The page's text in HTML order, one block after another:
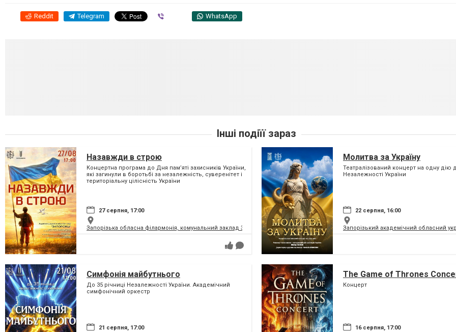
Reddit Telegram WhatsApp
Інші подіїї зараз
Назавжди в строю
Концертна програма до Дня пам’яті захисників України,
які загинули в боротьбі за незалежність, суверенітет і
територіальну цілісність України
27 серпня, 17:00
Запорізька обласна філармонія, комунальний заклад Запорізької обласної ради
Молитва за Україну
Театралізований концерт на одну дію
Незалежності України
22 серпня, 16:00
Запорізький академічний обласний
Симфонія майбутнього
До 35 річниці Незалежності України. Академічний
симфонічний оркестр
21 серпня, 17:00
The Game of Thrones
Концерт
16 серпня, 17:00